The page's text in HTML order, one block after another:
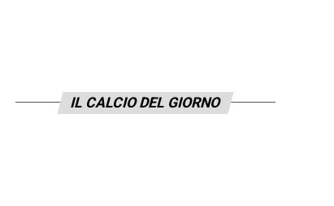
IL CALCIO DEL GIORNO